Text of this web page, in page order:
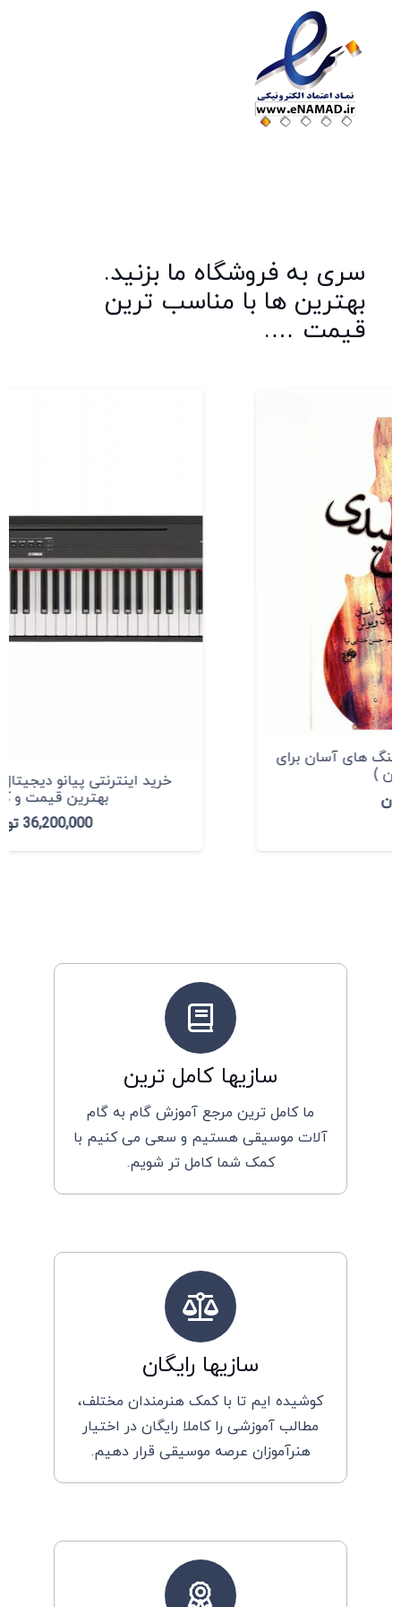
سری به فروشگاه ما بزنید.
بهترین ها با مناسب ترین
قیمت ….
خرید اینترنتی پیانو دیجیتال یاماها P-125 با
سازیها کامل ترین
ما کامل ترین مرجع آموزش گام به گام
آلات موسیقی هستیم و سعی می کنیم با
کمک شما کامل تر شویم.
سازیها رایگان
کوشیده ایم تا با کمک هنرمندان مختلف،
مطالب آموزشی را کاملا رایگان در اختیار
هنرآموزان عرصه موسیقی قرار دهیم.